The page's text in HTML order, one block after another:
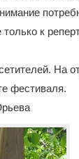
к
На
фестиваля.